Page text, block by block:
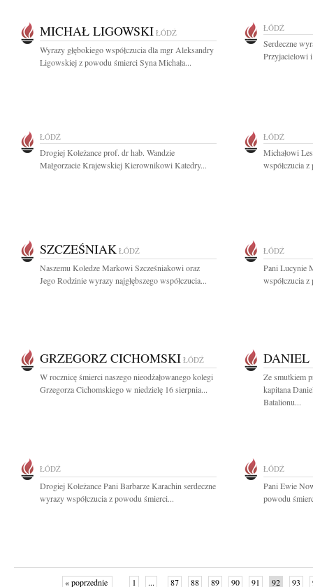
MICHAŁ LIGOWSKI ŁÓDŹ
Wyrazy głębokiego współczucia dla mgr Aleksandry
Ligowskiej z powodu śmierci Syna Michała...
ŁÓDŹ
Serdeczne
Przyjacielowi
ŁÓDŹ
Drogiej Koleżance prof. dr hab. Wandzie
Małgorzacie Krajewskiej Kierownikowi Katedry...
ŁÓDŹ
Michałowi
współczucia
SZCZEŚNIAK ŁÓDŹ
Naszemu Koledze Markowi Szcześniakowi oraz
Jego Rodzinie wyrazy najgłębszego współczucia...
ŁÓDŹ
Pani Lucynie
współczucia
GRZEGORZ CICHOMSKI ŁÓDŹ
W rocznicę śmierci naszego nieodżałowanego kolegi
Grzegorza Cichomskiego w niedzielę 16 sierpnia...
DANIEL
Ze smutkiem
kapitana
Batalionu...
ŁÓDŹ
Drogiej Koleżance Pani Barbarze Karachin serdeczne
wyrazy współczucia z powodu śmierci...
ŁÓDŹ
Pani Ewie
powodu
« poprzednie 1 ... 87 88 89 90 91 92 93